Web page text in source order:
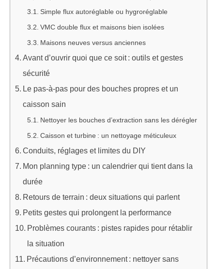
Simple flux autoréglable ou hygroréglable
VMC double flux et maisons bien isolées
Maisons neuves versus anciennes
Avant d’ouvrir quoi que ce soit : outils et gestes
sécurité
Le pas-à-pas pour des bouches propres et un
caisson sain
Nettoyer les bouches d’extraction sans les dérégler
Caisson et turbine : un nettoyage méticuleux
Conduits, réglages et limites du DIY
Mon planning type : un calendrier qui tient dans la
durée
Retours de terrain : deux situations qui parlent
Petits gestes qui prolongent la performance
Problèmes courants : pistes rapides pour rétablir
la situation
Précautions d’environnement : nettoyer sans